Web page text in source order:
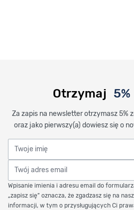
Otrzymaj 5%
Za zapis na newsletter otrzymasz 5%
oraz jako pierwszy(a) dowiesz się o
Twoje imię
Twój adres email
Wpisanie imienia i adresu email do
„zapisz się” oznacza, że zgadzasz się na
informacji, w tym o przysługujących Ci